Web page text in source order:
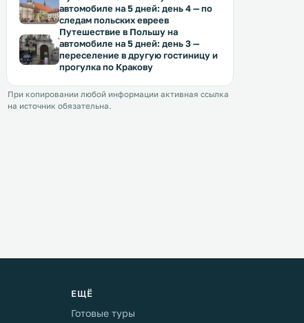
автомобиле на 5 дней: день 4 — по
следам польских евреев
Путешествие в Польшу на
автомобиле на 5 дней: день 3 —
переселение в другую гостиницу и
прогулка по Кракову
При копировании любой информации активная ссылка
на источник обязательна.
ЕЩЁ
Готовые туры